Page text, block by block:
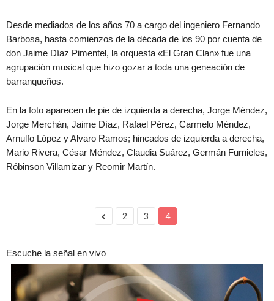
Desde mediados de los años 70 a cargo del ingeniero Fernando
Barbosa, hasta comienzos de la década de los 90 por cuenta de
don Jaime Díaz Pimentel, la orquesta «El Gran Clan» fue una
agrupación musical que hizo gozar a toda una geneación de
barranqueños.
En la foto aparecen de pie de izquierda a derecha, Jorge Méndez,
Jorge Merchán, Jaime Díaz, Rafael Pérez, Carmelo Méndez,
Arnulfo López y Alvaro Ramos; hincados de izquierda a derecha,
Mario Rivera, César Méndez, Claudia Suárez, Germán Furnieles,
Róbinson Villamizar y Reomir Martín.
2 3 4
Escuche la señal en vivo